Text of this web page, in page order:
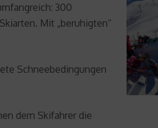
300
Mit „beruhigten“
Schneebedingungen
dem Skifahrer die